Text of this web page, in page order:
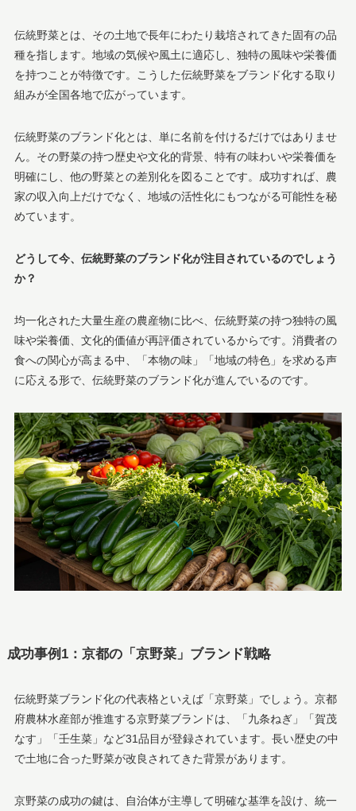
伝統野菜とは、その土地で長年にわたり栽培されてきた固有の品
種を指します。地域の気候や風土に適応し、独特の風味や栄養価
を持つことが特徴です。こうした伝統野菜をブランド化する取り
組みが全国各地で広がっています。
伝統野菜のブランド化とは、単に名前を付けるだけではありませ
ん。その野菜の持つ歴史や文化的背景、特有の味わいや栄養価を
明確にし、他の野菜との差別化を図ることです。成功すれば、農
家の収入向上だけでなく、地域の活性化にもつながる可能性を秘
めています。
どうして今、伝統野菜のブランド化が注目されているのでしょう
か？
均一化された大量生産の農産物に比べ、伝統野菜の持つ独特の風
味や栄養価、文化的価値が再評価されているからです。消費者の
食への関心が高まる中、「本物の味」「地域の特色」を求める声
に応える形で、伝統野菜のブランド化が進んでいるのです。
成功事例1：京都の「京野菜」ブランド戦略
伝統野菜ブランド化の代表格といえば「京野菜」でしょう。京都
府農林水産部が推進する京野菜ブランドは、「九条ねぎ」「賀茂
なす」「壬生菜」など31品目が登録されています。長い歴史の中
で土地に合った野菜が改良されてきた背景があります。
京野菜の成功の鍵は、自治体が主導して明確な基準を設け、統一